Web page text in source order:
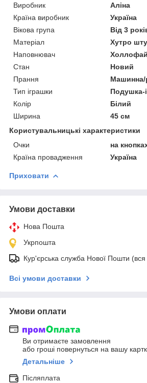
Виробник
Аліна
Країна виробник
Україна
Вікова група
Від 3
Матеріал
Хутро
Наповнювач
Стан
Новий
Прання
Машинна/
Тип іграшки
Подушка-
Колір
Білий
Ширина
45 см
Користувальницькі характеристики
Очки
на
Країна провадження
Україна
Приховати
Умови доставки
Нова Пошта
Укрпошта
Кур'єрська служба Нової Пошти (вся
Всі умови доставки
Умови оплати
Ви отримаєте замовлення
або гроші повернуться на вашу
Детальніше
Післяплата